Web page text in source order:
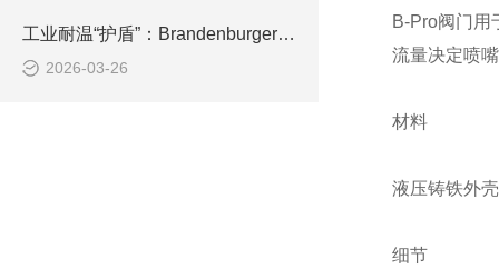
工业耐温“护盾”：Brandenburger隔热板的高温力学密码
2026-03-26
B-Pro阀门用
流量决定喷
材料
液压铸铁外
细节